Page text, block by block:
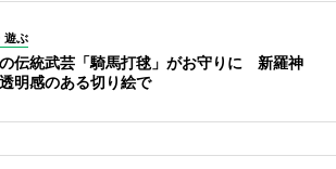
遊ぶ
伝統武芸「騎馬打毬」がお守りに 新羅神
明感のある切り絵で